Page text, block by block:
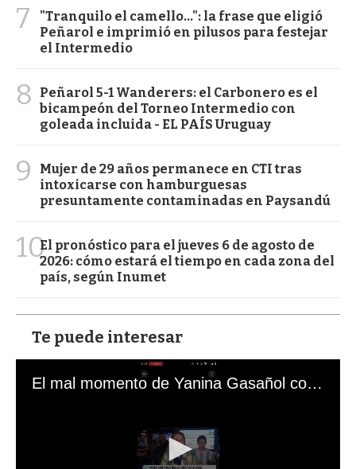
7
"Tranquilo el camello...": la frase que eligió
Peñarol e imprimió en pilusos para festejar
el Intermedio
8
Peñarol 5-1 Wanderers: el Carbonero es el
bicampeón del Torneo Intermedio con
goleada incluida - EL PAÍS Uruguay
9
Mujer de 29 años permanece en CTI tras
intoxicarse con hamburguesas
presuntamente contaminadas en Paysandú
10El pronóstico para el jueves 6 de agosto de
2026: cómo estará el tiempo en cada zona del
país, según Inumet
Te puede interesar
El mal momento de Yanina Gasañol con un hincha argentino en "Subrayado"